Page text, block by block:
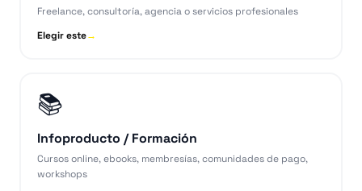
Freelance, consultoría, agencia o servicios profesionales
Elegir este→
📚
Infoproducto / Formación
Cursos online, ebooks, membresías, comunidades de pago,
workshops